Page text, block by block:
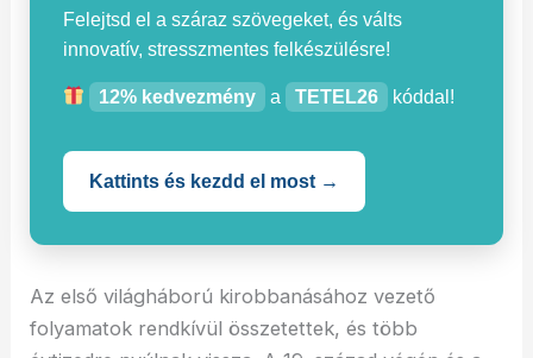
Felejtsd el a száraz szövegeket, és válts
innovatív, stresszmentes felkészülésre!
12% kedvezmény a TETEL26 kóddal!
Kattints és kezdd el most →
Az első világháború kirobbanásához vezető
folyamatok rendkívül összetettek, és több